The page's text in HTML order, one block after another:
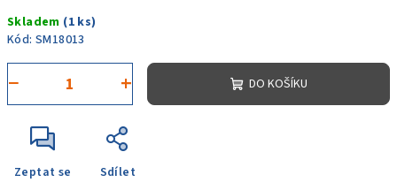
cena:
Skladem (1 ks)
Kód: SM18013
+
− DO KOŠÍKU
Zeptat se Sdílet